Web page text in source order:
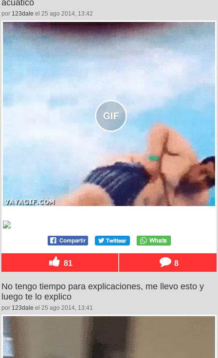
acuático
por 123dale el 25 ago 2014, 13:42
81 8
No tengo tiempo para explicaciones, me llevo esto y
luego te lo explico
por 123dale el 25 ago 2014, 13:41